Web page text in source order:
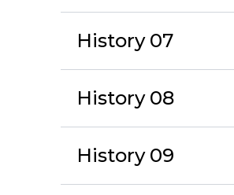
History 07
History 08
History 09